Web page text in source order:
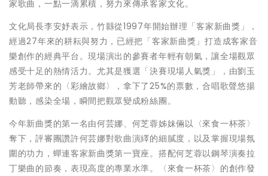
家歌曲，一點一滴累積，努力來傳承客家文化。
文化局長李安妤表示，竹縣從1997年開始辦理「客家新曲獎」，
經過27年來的耕耘與努力，已經把「客家新曲獎」打造成客家音
樂創作的經典平台。現場演出的參賽者年輕有朝氣，讓全場觀眾
感受十足的熱情活力。尤其是獲選「決賽現場人氣獎」，由劉玉
芳老師帶來的〈彩繪故鄉〉，拿下了25%的票數，合唱歌聲悠揚
動聽，感染全場，瞬間把觀眾變成粉絲團。
今年新曲獎的第一名由何芸娜、何芝蓉姊妹倆以〈來食一杯茶〉
奪下，評審團讚許何芸娜對歌曲演繹的細膩度，以及掌握現場氛
圍的功力，蟬連客家新曲獎第一寶座。搭配何芝蓉以鋼琴演奏拉
丁樂曲的節奏，表現高度的專業水準。〈來食一杯茶〉的創作發